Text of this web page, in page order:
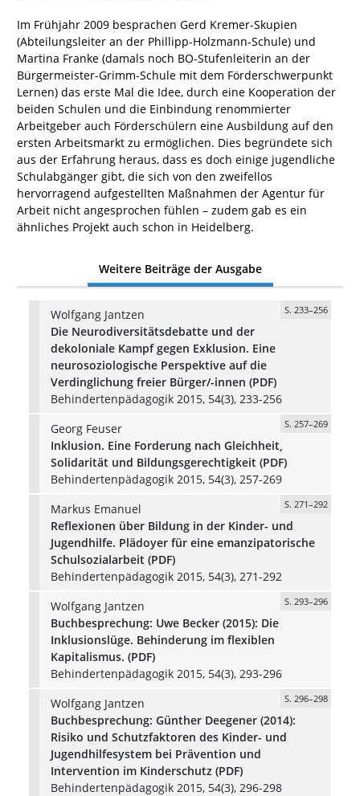
Im Frühjahr 2009 besprachen Gerd Kremer-Skupien
(Abteilungsleiter an der Phillipp-Holzmann-Schule) und
Martina Franke (damals noch BO-Stufenleiterin an der
Bürgermeister-Grimm-Schule mit dem Förderschwerpunkt
Lernen) das erste Mal die Idee, durch eine Kooperation der
beiden Schulen und die Einbindung renommierter
Arbeitgeber auch Förderschülern eine Ausbildung auf den
ersten Arbeitsmarkt zu ermöglichen. Dies begründete sich
aus der Erfahrung heraus, dass es doch einige jugendliche
Schulabgänger gibt, die sich von den zweifellos
hervorragend aufgestellten Maßnahmen der Agentur für
Arbeit nicht angesprochen fühlen – zudem gab es ein
ähnliches Projekt auch schon in Heidelberg.
Weitere Beiträge der Ausgabe
Wolfgang Jantzen S. 233–256
Die Neurodiversitätsdebatte und der
dekoloniale Kampf gegen Exklusion. Eine
neurosoziologische Perspektive auf die
Verdinglichung freier Bürger/-innen (PDF)
Behindertenpädagogik 2015, 54(3), 233-256
Georg Feuser
S. 257–269
Inklusion. Eine Forderung nach Gleichheit,
Solidarität und Bildungsgerechtigkeit (PDF)
Behindertenpädagogik 2015, 54(3), 257-269
Markus Emanuel
S. 271–292
Reflexionen über Bildung in der Kinder- und
Jugendhilfe. Plädoyer für eine emanzipatorische
Schulsozialarbeit (PDF)
Behindertenpädagogik 2015, 54(3), 271-292
Wolfgang Jantzen
S. 293–296
Buchbesprechung: Uwe Becker (2015): Die
Inklusionslüge. Behinderung im flexiblen
Kapitalismus. (PDF)
Behindertenpädagogik 2015, 54(3), 293-296
Wolfgang Jantzen
S. 296–298
Buchbesprechung: Günther Deegener (2014):
Risiko und Schutzfaktoren des Kinder- und
Jugendhilfesystem bei Prävention und
Intervention im Kinderschutz (PDF)
Behindertenpädagogik 2015, 54(3), 296-298